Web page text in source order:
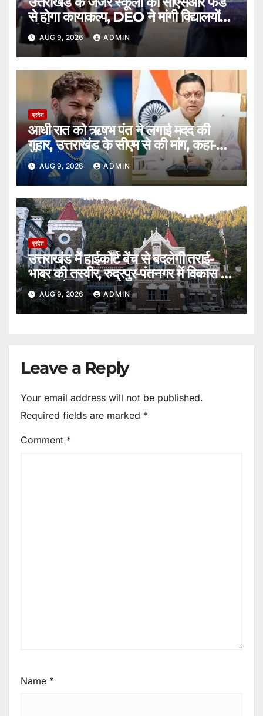
से होगा कायाकल्प, DEO ने मांगी विद्यालयों
की लिस्ट।
AUG 9, 2026 ADMIN
प्रदेश
आधी रात को ऋषभ पंत ने लगाई मदद की
गुहार, उत्तराखंड के सीएम से की मांग, कहा-
प्लीज मेरी मदद करें।
AUG 9, 2026 ADMIN
प्रदेश
उत्तराखंड में हाईकोर्ट बेंच से बदलेगी तराई-
भाबर की तस्वीर, रुद्रपुर-पंतनगर में विकास की
उम्मीद, ये उम्मीद जगी।
AUG 9, 2026 ADMIN
Leave a Reply
Your email address will not be published.
Required fields are marked *
Comment *
Name *